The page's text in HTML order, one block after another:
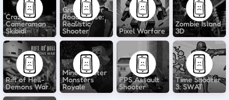
Crazy
Cameraman
Skibidi
Grandfather
Road Chase:
Realistic
Shooter
Pixel Warfare
Zombie Island
3D
Rift of Hell-
Demons War
Mine Shooter
Monsters
Royale
FPS Assault
Shooter
Time Shooter
3: SWAT